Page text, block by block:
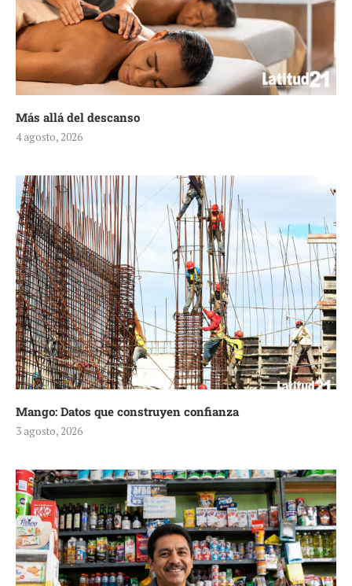
Más allá del descanso
4 agosto, 2026
Mango: Datos que construyen confianza
3 agosto, 2026